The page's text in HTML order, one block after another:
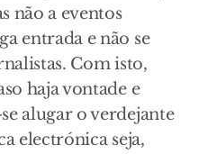
não a eventos
entrada e não se
Com isto,
haja vontade e
alugar o verdejante
electrónica seja,